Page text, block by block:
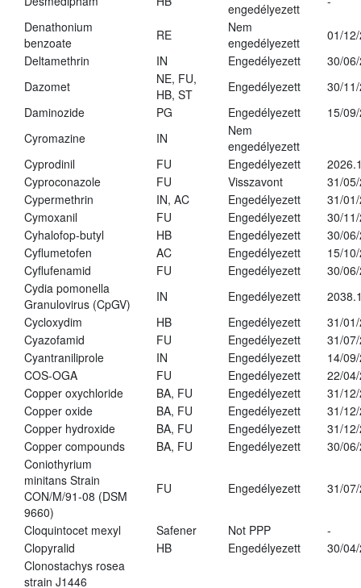
engedélyezett
Denathonium
benzoate
RE
Nem
engedélyezett
01/
Deltamethrin
IN Engedélyezett
30/
Dazomet
NE, FU,
HB, ST
Engedélyezett
30/
Daminozide
PG Engedélyezett
15/
Cyromazine
IN
Nem
engedélyezett
Cyprodinil
FU Engedélyezett
Cyproconazole
FU Visszavont
31/
Cypermethrin
IN, AC Engedélyezett
31/
Cymoxanil
FU Engedélyezett
30/
Cyhalofop-butyl
HB Engedélyezett
30/
Cyflumetofen
AC Engedélyezett
15/
Cyflufenamid
FU Engedélyezett
30/
Cydia pomonella
Granulovirus (CpGV)
IN Engedélyezett
Cycloxydim
HB Engedélyezett
31/
Cyazofamid
FU Engedélyezett
31/
Cyantraniliprole
IN Engedélyezett
14/
COS-OGA
FU Engedélyezett
22/
Copper oxychloride
BA, FU Engedélyezett
31/
Copper oxide
BA, FU Engedélyezett
31/
Copper hydroxide
BA, FU Engedélyezett
31/
Copper compounds
BA, FU Engedélyezett
30/
Coniothyrium
minitans Strain
CON/M/91-08 (DSM
9660)
FU Engedélyezett 31/
Cloquintocet mexyl Safener Not PPP
-
Clopyralid
HB Engedélyezett
30/
Clonostachys rosea
strain J1446